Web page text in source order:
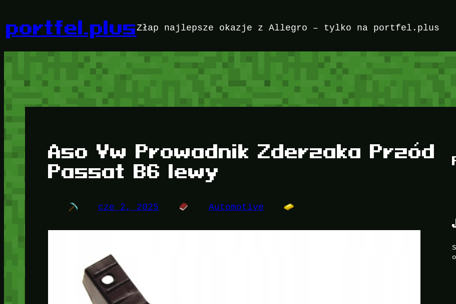
treści
portfel.plusZłap najlepsze okazje z Allegro – tylko na portfel.plus
Aso Vw Prowadnik Zderzaka Przód
Passat B6 lewy
cze 2, 2025 Automotive